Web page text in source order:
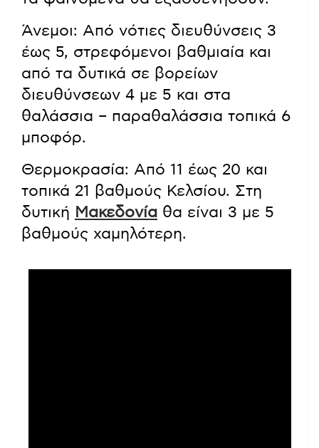
Άνεμοι: Από νότιες διευθύνσεις 3
έως 5, στρεφόμενοι βαθμιαία και
από τα δυτικά σε βορείων
διευθύνσεων 4 με 5 και στα
θαλάσσια – παραθαλάσσια τοπικά 6
μποφόρ.
Θερμοκρασία: Από 11 έως 20 και
τοπικά 21 βαθμούς Κελσίου. Στη
δυτική Μακεδονία θα είναι 3 με 5
βαθμούς χαμηλότερη.